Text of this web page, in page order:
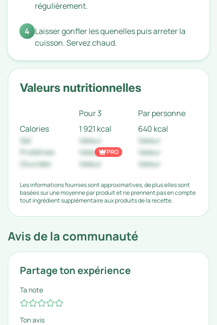
régulièrement.
4 Laisser gonfler les quenelles puis arreter la
cuisson. Servez chaud.
Valeurs nutritionnelles
Pour 3
Par personne
Calories
1 921 kcal
640 kcal
Sel
Valeur
Valeur
Protéines
Valeur
Valeur
Glucides
Valeur Valeur
PRO
Les informations fournies sont approximatives, de plus elles sont
basées sur une moyenne par produit et ne prennent pas en compte
tout ingrédient supplémentaire aux produits de la recette.
Avis de la communauté
Partage ton expérience
Ta note
Ton avis